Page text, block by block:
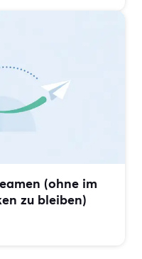
(ohne im
zu bleiben)